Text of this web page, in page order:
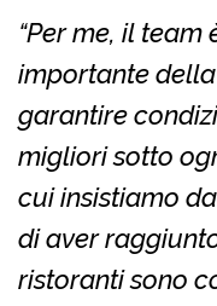
“Per me, il
importante
garantire
migliori sotto
cui insistiamo
di aver
ristoranti sono